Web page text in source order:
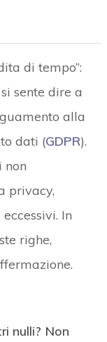
di tempo”:
sente dire a
alla
dati (GDPR).
non
privacy,
In
righe,
nulli? Non